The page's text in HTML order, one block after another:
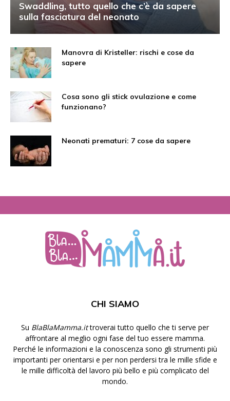
Swaddling, tutto quello che c’è da sapere
sulla fasciatura del neonato
Manovra di Kristeller: rischi e cose da
sapere
Cosa sono gli stick ovulazione e come
funzionano?
Neonati prematuri: 7 cose da sapere
CHI SIAMO
Su BlaBlaMamma.ittroverai tutto quello che ti serve per
affrontare al meglio ogni fase del tuo essere mamma.
Perché le informazioni e la conoscenza sono gli strumenti più
importanti per orientarsi e per non perdersi tra le mille sfide e
le mille difficoltà del lavoro più bello e più complicato del
mondo.